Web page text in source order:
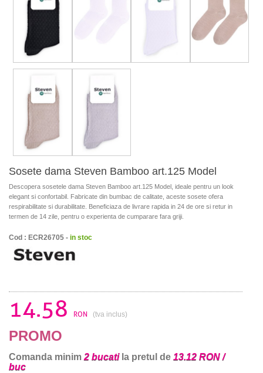
Sosete dama Steven Bamboo art.125 Model
Descopera sosetele dama Steven Bamboo art.125 Model, ideale pentru un look
elegant si confortabil. Fabricate din bumbac de calitate, aceste sosete ofera
respirabilitate si durabilitate. Beneficiaza de livrare rapida in 24 de ore si retur in
termen de 14 zile, pentru o experienta de cumparare fara griji.
Cod : ECR26705 - in stoc
14.58 RON (tva inclus)
PROMO
Comanda minim 2 bucatila pretul de 13.12 RON /
buc